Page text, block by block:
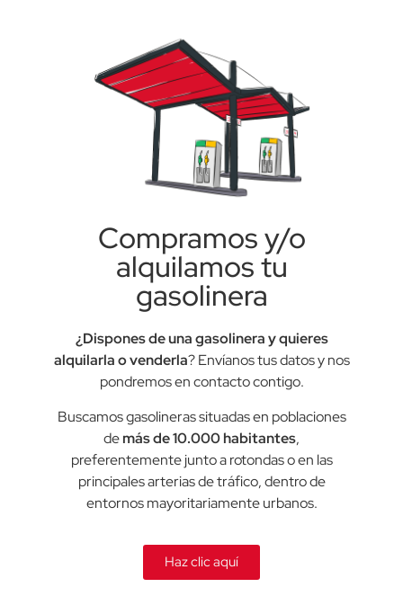
Compramos y/o
alquilamos tu
gasolinera
¿Dispones de una gasolinera y quieres
alquilarla o venderla? Envíanos tus datos y nos
pondremos en contacto contigo.
Buscamos gasolineras situadas en poblaciones
demás de 10.000 habitantes,
preferentemente junto a rotondas o en las
principales arterias de tráfico, dentro de
entornos mayoritariamente urbanos.
Haz clic aquí